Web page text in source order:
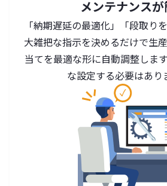
メンテナンス
「納期遅延の最適化」「段取り
大雑把な指示を決めるだけで生
当てを最適な形に自動調整しま
な設定する必要はあり